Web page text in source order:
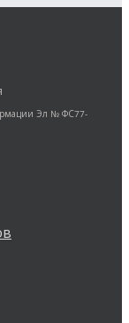
Эл № ФС77-